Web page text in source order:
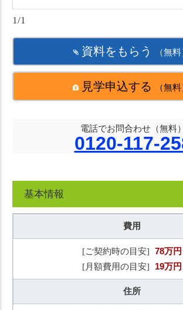
1/1
資料をもらう （無料
見学申込する （無料
電話でお問合わせ（無料）
0120-117-
基本情報
費用
[ご契約時の目安] 78万円
[月額費用の目安] 19万円
住所